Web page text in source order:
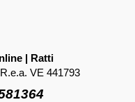
| Ratti
VE 441793